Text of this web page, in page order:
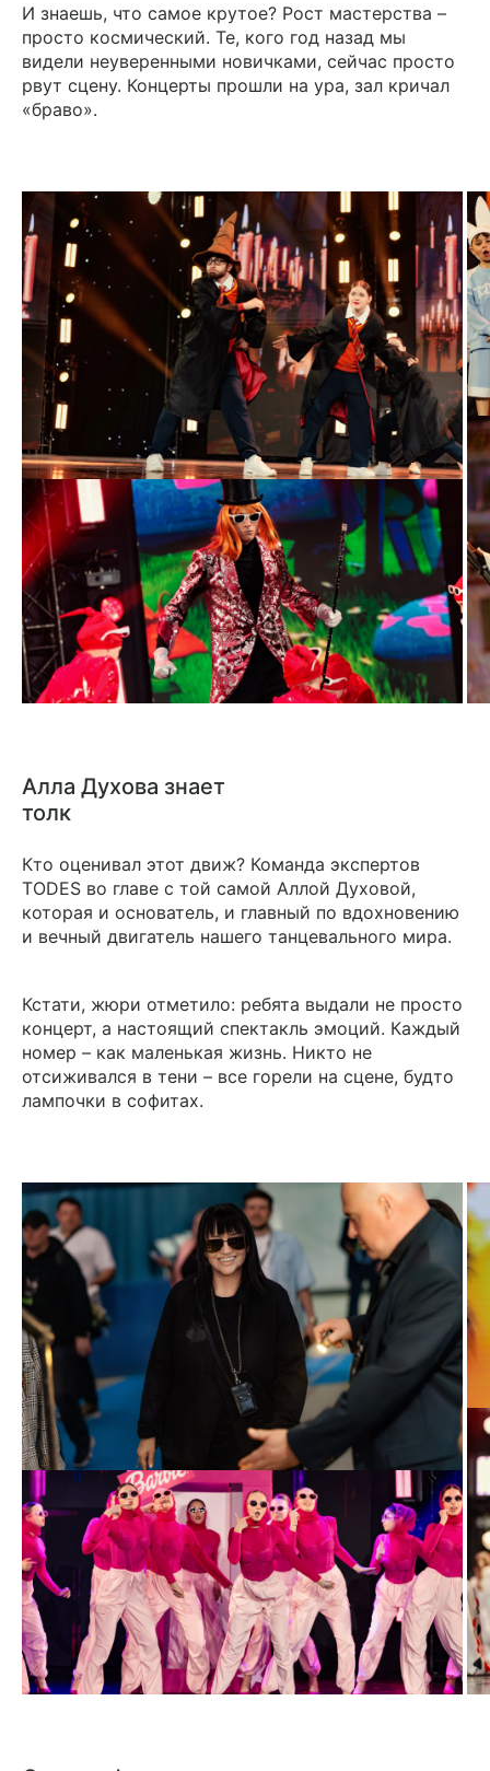
И знаешь, что самое крутое? Рост мастерства –
просто космический. Те, кого год назад мы
видели неуверенными новичками, сейчас просто
рвут сцену. Концерты прошли на ура, зал кричал
«браво».
Алла Духова знает
толк
Кто оценивал этот движ? Команда экспертов
TODES во главе с той самой Аллой Духовой,
которая и основатель, и главный по вдохновению
и вечный двигатель нашего танцевального мира.
Кстати, жюри отметило: ребята выдали не просто
концерт, а настоящий спектакль эмоций. Каждый
номер – как маленькая жизнь. Никто не
отсиживался в тени – все горели на сцене, будто
лампочки в софитах.